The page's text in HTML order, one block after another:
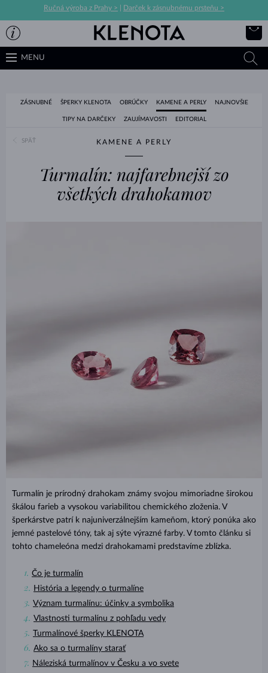
Ručná výroba z Prahy > Darček k zásnubnému prsteňu >
MENU
ZÁSNUBNÉ ŠPERKY KLENOTA OBRÚČKY KAMENE A PERLY NAJNOVŠIE
TIPY NA DARČEKY ZAUJÍMAVOSTI EDITORIAL
SPÄŤ KAMENE A PERLY
Turmalín: najfarebnejší zo
všetkých drahokamov
Turmalín je prírodný drahokam známy svojou mimoriadne širokou
škálou farieb a vysokou variabilitou chemického zloženia. V
šperkárstve patrí k najuniverzálnejším kameňom, ktorý ponúka ako
jemné pastelové tóny, tak aj sýte výrazné farby. V tomto článku si
tohto chameleóna medzi drahokamami predstavíme zblízka.
Čo je turmalín
História a legendy o turmalíne
Význam turmalínu: účinky a symbolika
Vlastnosti turmalínu z pohľadu vedy
Turmalínové šperky KLENOTA
Ako sa o turmalíny starať
Náleziská turmalínov v Česku a vo svete